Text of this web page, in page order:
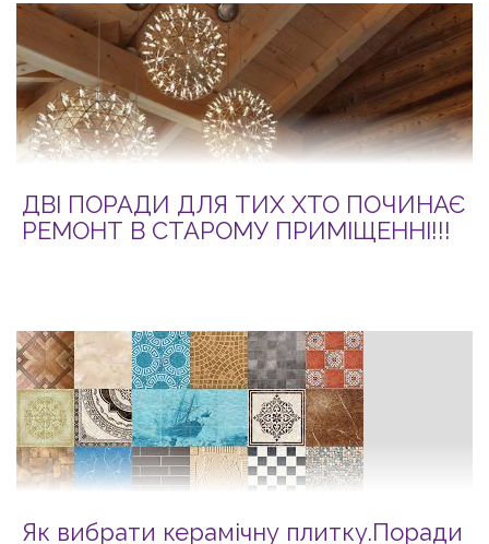
ДВІ ПОРАДИ ДЛЯ ТИХ ХТО ПОЧИНАЄ
РЕМОНТ В СТАРОМУ ПРИМІЩЕННІ!!!
Як вибрати керамічну плитку.Поради